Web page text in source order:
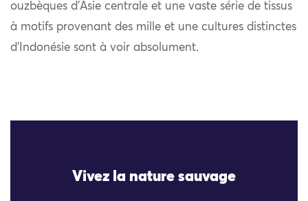
ouzbèques d’Asie centrale et une vaste série de tissus
à motifs provenant des mille et une cultures distinctes
d’Indonésie sont à voir absolument.
Vivez la nature sauvage